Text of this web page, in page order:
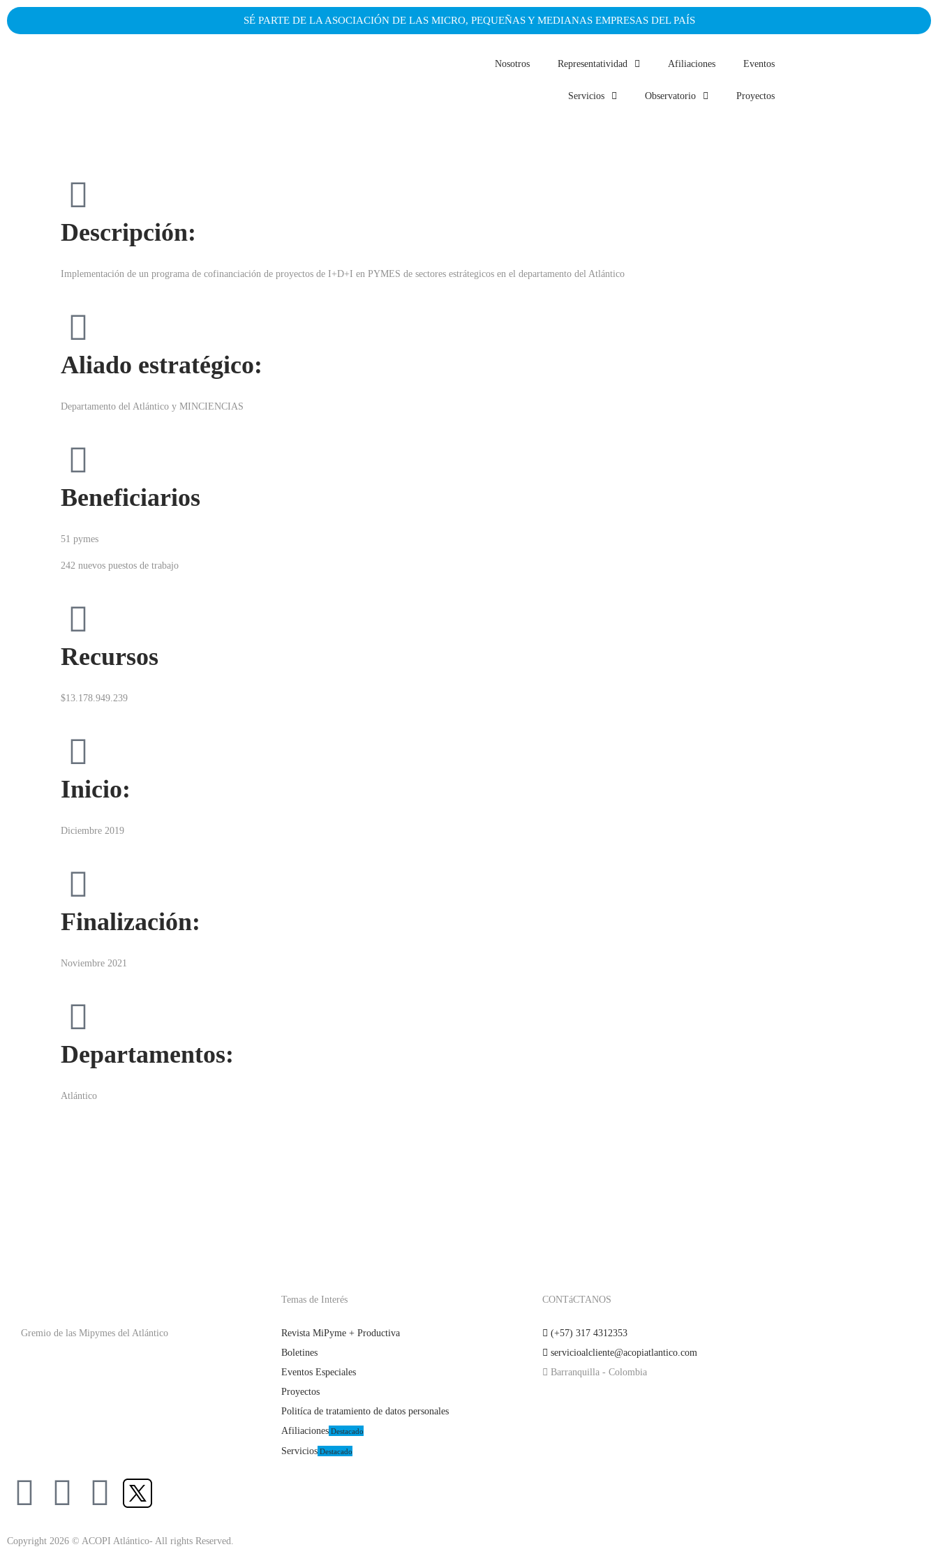
SÉ PARTE DE LA ASOCIACIÓN DE LAS MICRO, PEQUEÑAS Y MEDIANAS EMPRESAS DEL PAÍS
Nosotros Representatividad Afiliaciones Eventos
Servicios Observatorio Proyectos
Descripción:
Implementación de un programa de cofinanciación de proyectos de I+D+I en PYMES de sectores estrátegicos en el departamento del Atlántico
Aliado estratégico:
Departamento del Atlántico y MINCIENCIAS
Beneficiarios
51 pymes
242 nuevos puestos de trabajo
Recursos
$13.178.949.239
Inicio:
Diciembre 2019
Finalización:
Noviembre 2021
Departamentos:
Atlántico
Gremio de las Mipymes del Atlántico
Temas de Interés
Revista MiPyme + Productiva
Boletines
Eventos Especiales
Proyectos
Politíca de tratamiento de datos personales
Afiliaciones Destacado
Servicios Destacado
CONTáCTANOS
(+57) 317 4312353
servicioalcliente@acopiatlantico.com
Barranquilla - Colombia
Copyright 2026 © ACOPI Atlántico- All rights Reserved.